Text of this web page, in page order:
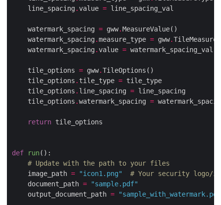
    line_spacing
.value =
    watermark_spacing
= gww.
    watermark_spacing
.measure_type = gww.
    watermark_spacing
.value =
    tile_options
= gww.
    tile_options
. tile_type =
    tile_options
. line_spacing =
    tile_options
.watermark_spacing =
return
def run():
# Update with the path to your files
    image_path
= "icon1.png"
# Your security logo/
    document_path
=
"sample.pdf"
    output_document_path
=